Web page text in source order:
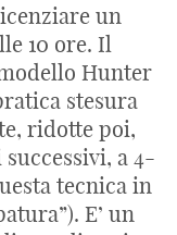
un
10 ore. Il
Hunter
stesura
ridotte poi,
a 4-
tecnica in
E’ un